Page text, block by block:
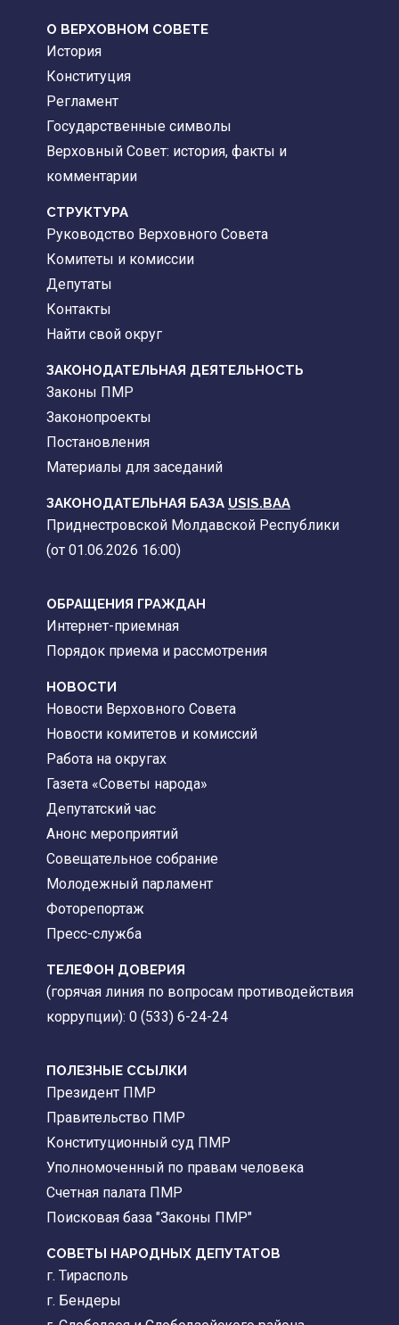
О ВЕРХОВНОМ СОВЕТЕ
История
Конституция
Регламент
Государственные символы
Верховный Совет: история, факты и
комментарии
CТРУКТУРА
Руководство Верховного Совета
Комитеты и комиссии
Депутаты
Контакты
Найти свой округ
ЗАКОНОДАТЕЛЬНАЯ ДЕЯТЕЛЬНОСТЬ
Законы ПМР
Законопроекты
Постановления
Материалы для заседаний
ЗАКОНОДАТЕЛЬНАЯ БАЗА USIS.BAA
Приднестровской Молдавской Республики
(от 01.06.2026 16:00)
ОБРАЩЕНИЯ ГРАЖДАН
Интернет-приемная
Порядок приема и рассмотрения
НОВОСТИ
Новости Верховного Совета
Новости комитетов и комиссий
Работа на округах
Газета «Советы народа»
Депутатский час
Анонс мероприятий
Совещательное собрание
Молодежный парламент
Фоторепортаж
Пресс-служба
ТЕЛЕФОН ДОВЕРИЯ
(горячая линия по вопросам противодействия
коррупции): 0 (533) 6-24-24
ПОЛЕЗНЫЕ ССЫЛКИ
Президент ПМР
Правительство ПМР
Конституционный суд ПМР
Уполномоченный по правам человека
Счетная палата ПМР
Поисковая база "Законы ПМР"
СОВЕТЫ НАРОДНЫХ ДЕПУТАТОВ
г. Тирасполь
г. Бендеры